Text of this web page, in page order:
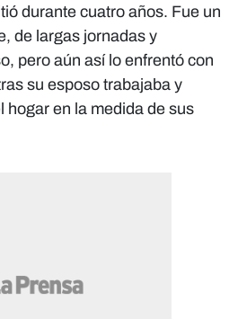
durante cuatro años. Fue un
de largas jornadas y
pero aún así lo enfrentó con
su esposo trabajaba y
hogar en la medida de sus